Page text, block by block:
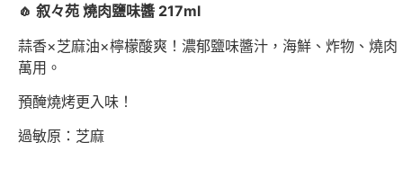
🧄 叙々苑 燒肉鹽味醬 217ml
蒜香×芝麻油×檸檬酸爽！濃郁鹽味醬汁，海鮮、炸物、燒肉
萬用。
預醃燒烤更入味！
過敏原：芝麻